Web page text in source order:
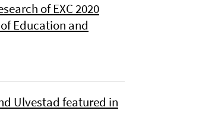
of EXC 2020
Education and
Ulvestad featured in